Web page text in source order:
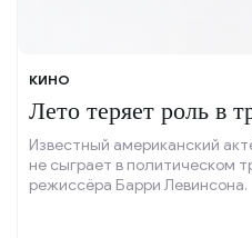
КИНО
Лето теряет роль в
Известный американский
не сыграет в политическом
режиссёра Барри Левинсона.